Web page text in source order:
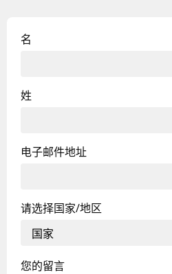
名
姓
电子邮件地址
请选择国家/地区
您的留言